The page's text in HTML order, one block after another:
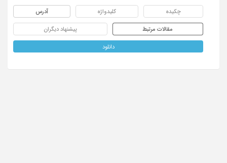
چکیده کلیدواژه آدرس
مقالات مرتبط پیشنهاد دیگران
دانلود